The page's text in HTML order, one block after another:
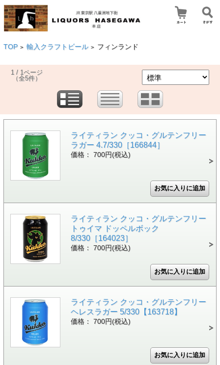
TOP > 輸入クラフトビール > フィンランド
1 / 1ページ
（全5件）
ライティラン クッコ・グルテンフリー
ラガー 4.7/330［166844］
価格： 700円(税込)
ライティラン クッコ・グルテンフリー
トゥイマ ドッペルボック
8/330［164023］
価格： 700円(税込)
ライティラン クッコ・グルテンフリー
ヘレスラガー 5/330【163718】
価格： 700円(税込)